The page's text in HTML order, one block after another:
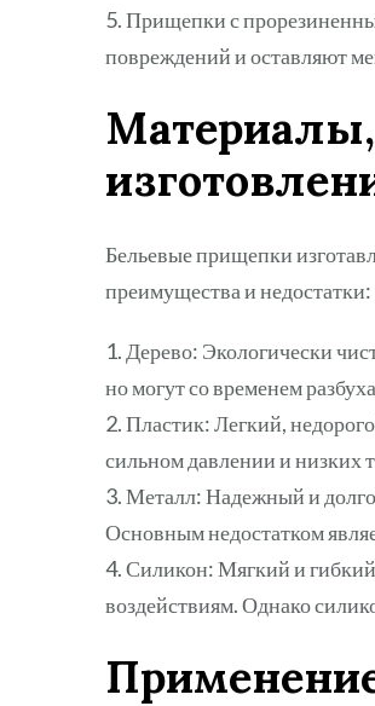
5. Прищепки с
повреждений и оставляют
Бельевые прищепки
преимущества и недостатки:
1. Дерево: Экологически
но могут со временем
2. Пластик: Легкий,
сильном давлении и низких
3. Металл: Надежный и
Основным недостатком
4. Силикон: Мягкий и
воздействиям. Однако